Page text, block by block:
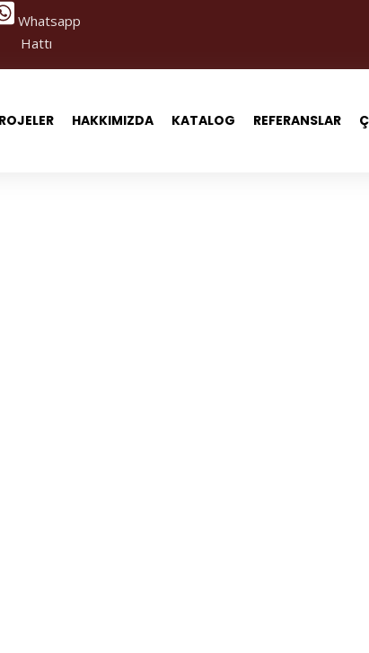
Whatsapp
Hattı
HAKKIMIZDA KATALOG REFERANSLAR